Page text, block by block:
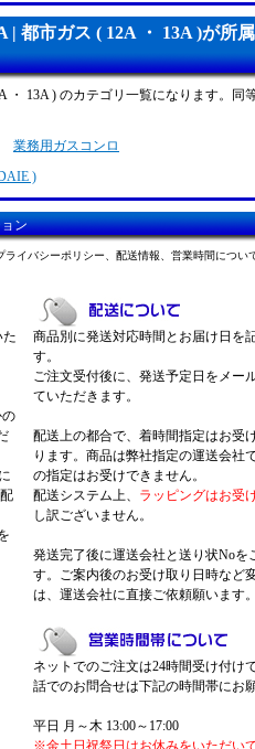
| 都市ガス ( 12A ・ 13A )が所
・ 13A ) のカテゴリ一覧になります。同
業務用ガスコンロ
)
ン
イバシーポリシー、配送情報、営業時間につい
た
商品別に発送対応時間とお届け日を
す。
ご注文受付後に、発送予定日をメー
ていただきます。
配送上の都合で、着時間指定はお受
ります。商品は弊社指定の運送会社
の指定はお受けできません。
配送システム上、
ラッピングはお受
し訳ございません。
発送完了後に運送会社と送り状Noを
す。ご案内後のお受け取り日時など
は、運送会社に直接ご依頼願います
ネットでのご注文は24時間受け付け
話でのお問合せは下記の時間帯にお
平日 月～木 13:00～17:00
※金土日祝祭日はお休みをいただい